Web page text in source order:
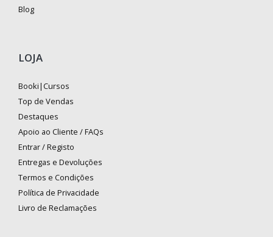
Blog
LOJA
Booki|Cursos
Top de Vendas
Destaques
Apoio ao Cliente / FAQs
Entrar / Registo
Entregas e Devoluções
Termos e Condições
Política de Privacidade
Livro de Reclamações